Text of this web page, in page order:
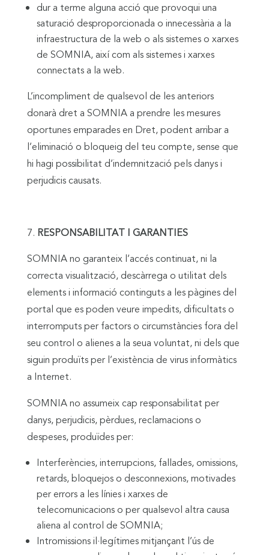
dur a terme alguna acció que provoqui una
saturació desproporcionada o innecessària a la
infraestructura de la web o als sistemes o xarxes
de SOMNIA, així com als sistemes i xarxes
connectats a la web.
L’incompliment de qualsevol de les anteriors
donarà dret a SOMNIA a prendre les mesures
oportunes emparades en Dret, podent arribar a
l’eliminació o bloqueig del teu compte, sense que
hi hagi possibilitat d’indemnització pels danys i
perjudicis causats.
RESPONSABILITAT I GARANTIES
SOMNIA no garanteix l’accés continuat, ni la
correcta visualització, descàrrega o utilitat dels
elements i informació continguts a les pàgines del
portal que es poden veure impedits, dificultats o
interromputs per factors o circumstàncies fora del
seu control o alienes a la seua voluntat, ni dels que
siguin produïts per l’existència de virus informàtics
a Internet.
SOMNIA no assumeix cap responsabilitat per
danys, perjudicis, pèrdues, reclamacions o
despeses, produïdes per:
Interferències, interrupcions, fallades, omissions,
retards, bloquejos o desconnexions, motivades
per errors a les línies i xarxes de
telecomunicacions o per qualsevol altra causa
aliena al control de SOMNIA;
Intromissions il·legítimes mitjançant l’ús de